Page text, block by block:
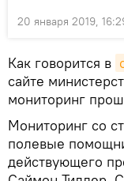
20 января 2019,
Как говорится в
сайте
мониторинг
Мониторинг со
полевые
действующего